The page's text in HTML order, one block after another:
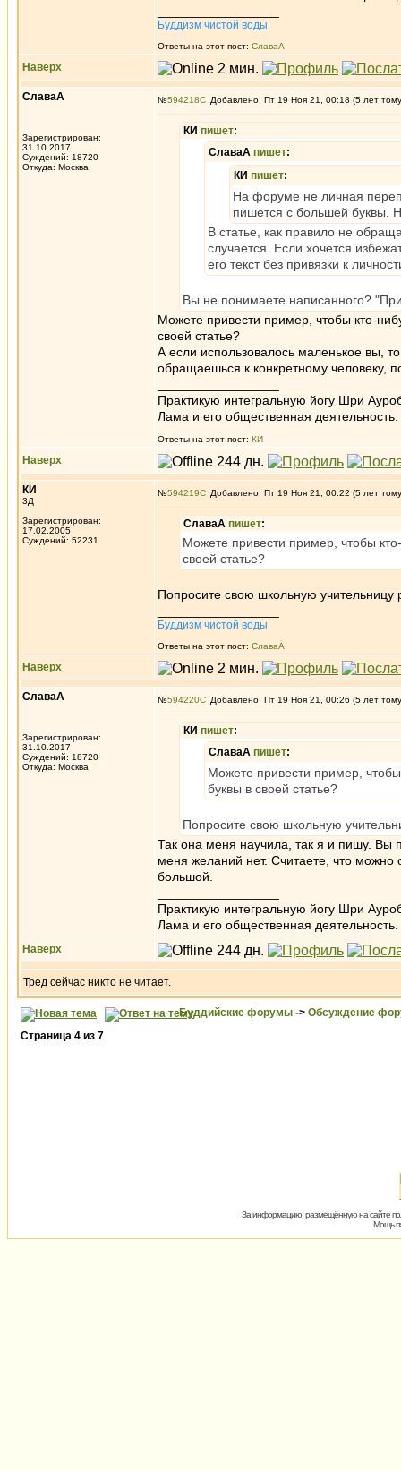
Буддизм чистой воды
Ответы на этот пост: СлаваА
Наверх
СлаваА
Зарегистрирован:
31.10.2017
Суждений: 18720
Откуда: Москва
№594218 Добавлено: Пт 19 Ноя 21, 00:18 (5 лет
КИ пишет:
СлаваА пишет:
КИ пишет:
На форуме не личная
пишется с большей буквы.
В статье, как правило не
случается. Если хочется
его текст без привязки к
Вы не понимаете написанного?
Можете привести пример, чтобы кто-
своей статье?
А если использовалось маленькое вы,
обращаешься к конкретному человеку,
Практикую интегральную йогу Шри
Лама и его общественная деятельность.
Ответы на этот пост: КИ
Наверх
КИ
3Д
Зарегистрирован:
17.02.2005
Суждений: 52231
№594219 Добавлено: Пт 19 Ноя 21, 00:22 (5 лет
СлаваА пишет:
Можете привести пример, чтобы
своей статье?
Попросите свою школьную учительницу
Буддизм чистой воды
Ответы на этот пост: СлаваА
Наверх
СлаваА
Зарегистрирован:
31.10.2017
Суждений: 18720
Откуда: Москва
№594220 Добавлено: Пт 19 Ноя 21, 00:26 (5 лет
КИ пишет:
СлаваА пишет:
Можете привести пример,
буквы в своей статье?
Попросите свою школьную
Так она меня научила, так я и пишу. Вы
меня желаний нет. Считаете, что можно
большой.
Практикую интегральную йогу Шри
Лама и его общественная деятельность.
Наверх
Тред сейчас никто не читает.
Буддийские форумы -> Обсуждение
Страница 4 из 7
За информацию, размещённую на сайте
Мощь